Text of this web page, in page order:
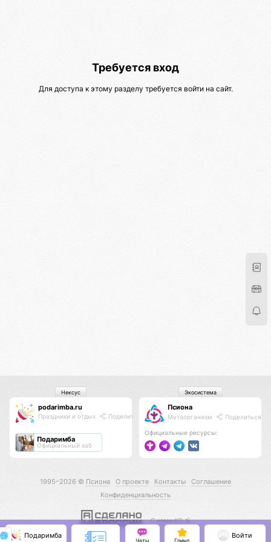
Требуется вход
Для доступа к этому разделу требуется войти на сайт.
podarimba.ru
Праздники и отдых Поделиться
Подаримба
Официальный хаб
Нексус
Псиона
Метаорганизм Поделиться
Официальные ресурсы:
Экосистема
1995–2026 © Псиона О проекте Контакты
Соглашение
Конфиденциальность
С нами КО 🕉️
Подаримба
Чаты Гринд
Войти